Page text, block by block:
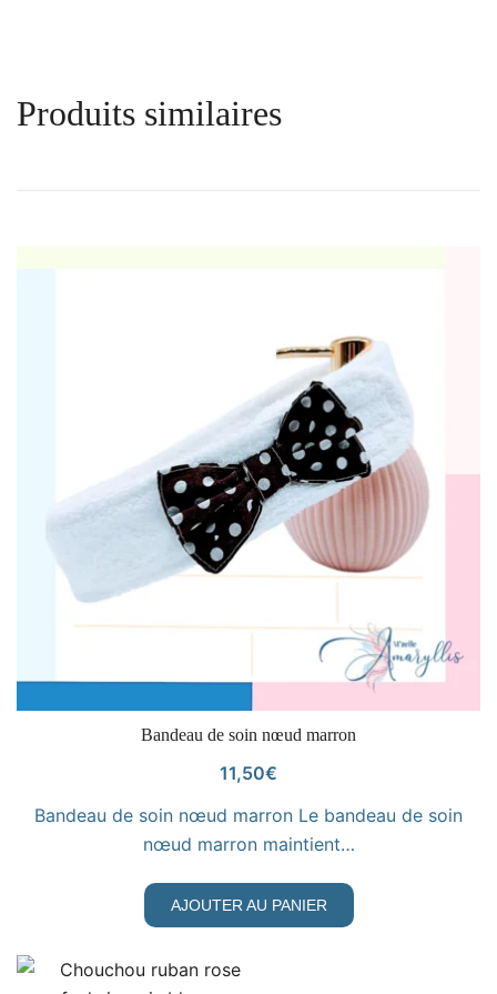
Produits similaires
VOIR LE PRODUIT
Bandeau de soin nœud marron
11,50€
Bandeau de soin nœud marron Le bandeau de soin
nœud marron maintient…
AJOUTER AU PANIER